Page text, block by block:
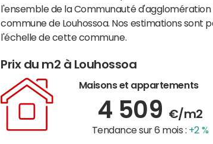
l'ensemble de la Communauté d'agglomération
commune de Louhossoa. Nos estimations sont
l'échelle de cette commune.
Prix du m2 à Louhossoa
Maisons et appartements
4 509 €/m2
Tendance sur 6 mois : +2 %